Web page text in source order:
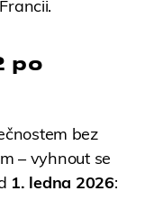
po
bez
– vyhnout se
1. ledna 2026: